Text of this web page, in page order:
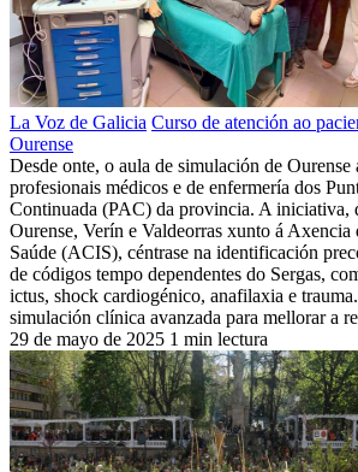
La Voz de Galicia Curso de atención ao
Ourense
Desde onte, o aula de simulación de Ourense
profesionais médicos e de enfermería dos
Continuada (PAC) da provincia. A iniciativa,
Ourense, Verín e Valdeorras xunto á Axencia
Saúde (ACIS), céntrase na identificación
de códigos tempo dependentes do Sergas,
ictus, shock cardiogénico, anafilaxia e
simulación clínica avanzada para mellorar a
29 de mayo de 2025 1 min lectura